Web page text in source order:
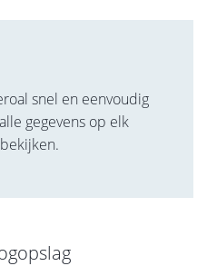
snel en eenvoudig
gegevens op elk